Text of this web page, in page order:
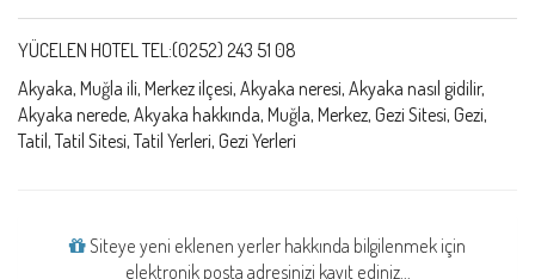
YÜCELEN HOTEL TEL:(0252) 243 51 08
Akyaka, Muğla ili, Merkez ilçesi, Akyaka neresi, Akyaka nasıl gidilir,
Akyaka nerede, Akyaka hakkında, Muğla, Merkez, Gezi Sitesi, Gezi,
Tatil, Tatil Sitesi, Tatil Yerleri, Gezi Yerleri
Siteye yeni eklenen yerler hakkında bilgilenmek için
elektronik posta adresinizi kayıt ediniz...